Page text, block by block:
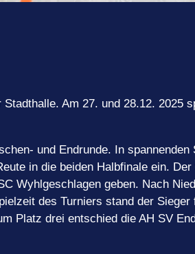
Am 27. und 28.12. 2025
und Endrunde. In spannenden
in die beiden Halbfinale ein.
Wyhlgeschlagen geben. Nach
des Turniers stand der
Platz drei entschied die AH SV